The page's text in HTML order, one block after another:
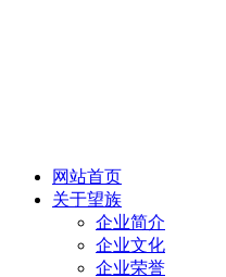
网站首页
关于望族
企业简介
企业文化
企业荣誉